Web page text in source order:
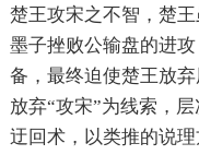
楚王攻宋之不智，楚
墨子挫败公输盘的进
备，最终迫使楚王放
放弃“攻宋”为线索，
迂回术，以类推的说